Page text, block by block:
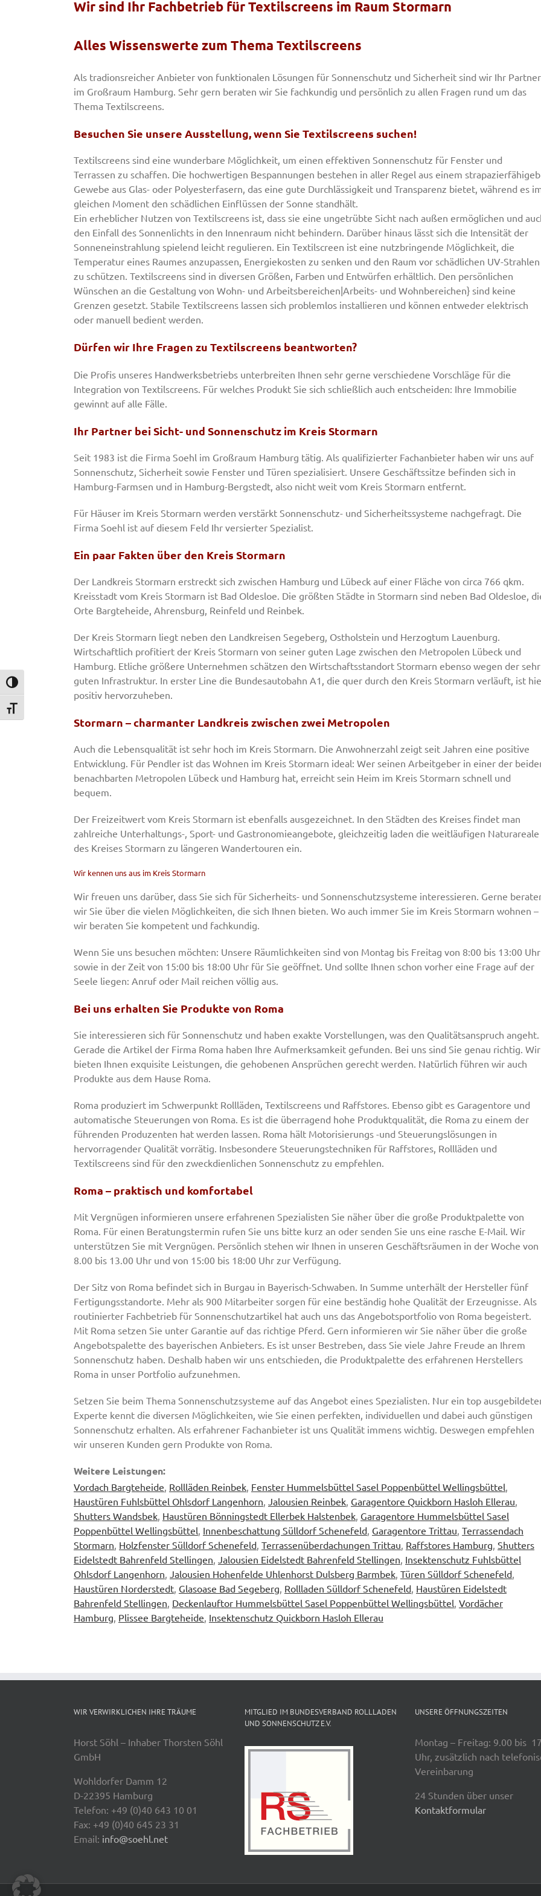
Umschalten auf hohe Kontraste
Schrift vergrößern
Wir sind Ihr Fachbetrieb für Textilscreens im Raum Stormarn
Alles Wissenswerte zum Thema Textilscreens
Als tradionsreicher Anbieter von funktionalen Lösungen für Sonnenschutz und Sicherheit sind wir Ihr Partner
im Großraum Hamburg. Sehr gern beraten wir Sie fachkundig und persönlich zu allen Fragen rund um das
Thema Textilscreens.
Besuchen Sie unsere Ausstellung, wenn Sie Textilscreens suchen!
Textilscreens sind eine wunderbare Möglichkeit, um einen effektiven Sonnenschutz für Fenster und
Terrassen zu schaffen. Die hochwertigen Bespannungen bestehen in aller Regel aus einem strapazierfähigeb
Gewebe aus Glas- oder Polyesterfasern, das eine gute Durchlässigkeit und Transparenz bietet, während es
gleichen Moment den schädlichen Einflüssen der Sonne standhält.
Ein erheblicher Nutzen von Textilscreens ist, dass sie eine ungetrübte Sicht nach außen ermöglichen und
den Einfall des Sonnenlichts in den Innenraum nicht behindern. Darüber hinaus lässt sich die Intensität der
Sonneneinstrahlung spielend leicht regulieren. Ein Textilscreen ist eine nutzbringende Möglichkeit, die
Temperatur eines Raumes anzupassen, Energiekosten zu senken und den Raum vor schädlichen UV-Strahlen
zu schützen. Textilscreens sind in diversen Größen, Farben und Entwürfen erhältlich. Den persönlichen
Wünschen an die Gestaltung von Wohn- und Arbeitsbereichen|Arbeits- und Wohnbereichen} sind keine
Grenzen gesetzt. Stabile Textilscreens lassen sich problemlos installieren und können entweder elektrisch
oder manuell bedient werden.
Dürfen wir Ihre Fragen zu Textilscreens beantworten?
Die Profis unseres Handwerksbetriebs unterbreiten Ihnen sehr gerne verschiedene Vorschläge für die
Integration von Textilscreens. Für welches Produkt Sie sich schließlich auch entscheiden: Ihre Immobilie
gewinnt auf alle Fälle.
Ihr Partner bei Sicht- und Sonnenschutz im Kreis Stormarn
Seit 1983 ist die Firma Soehl im Großraum Hamburg tätig. Als qualifizierter Fachanbieter haben wir uns auf
Sonnenschutz, Sicherheit sowie Fenster und Türen spezialisiert. Unsere Geschäftssitze befinden sich in
Hamburg-Farmsen und in Hamburg-Bergstedt, also nicht weit vom Kreis Stormarn entfernt.
Für Häuser im Kreis Stormarn werden verstärkt Sonnenschutz- und Sicherheitssysteme nachgefragt. Die
Firma Soehl ist auf diesem Feld Ihr versierter Spezialist.
Ein paar Fakten über den Kreis Stormarn
Der Landkreis Stormarn erstreckt sich zwischen Hamburg und Lübeck auf einer Fläche von circa 766 qkm.
Kreisstadt vom Kreis Stormarn ist Bad Oldesloe. Die größten Städte in Stormarn sind neben Bad Oldesloe,
Orte Bargteheide, Ahrensburg, Reinfeld und Reinbek.
Der Kreis Stormarn liegt neben den Landkreisen Segeberg, Ostholstein und Herzogtum Lauenburg.
Wirtschaftlich profitiert der Kreis Stormarn von seiner guten Lage zwischen den Metropolen Lübeck und
Hamburg. Etliche größere Unternehmen schätzen den Wirtschaftsstandort Stormarn ebenso wegen der sehr
guten Infrastruktur. In erster Line die Bundesautobahn A1, die quer durch den Kreis Stormarn verläuft, ist
positiv hervorzuheben.
Stormarn – charmanter Landkreis zwischen zwei Metropolen
Auch die Lebensqualität ist sehr hoch im Kreis Stormarn. Die Anwohnerzahl zeigt seit Jahren eine positive
Entwicklung. Für Pendler ist das Wohnen im Kreis Stormarn ideal: Wer seinen Arbeitgeber in einer der
benachbarten Metropolen Lübeck und Hamburg hat, erreicht sein Heim im Kreis Stormarn schnell und
bequem.
Der Freizeitwert vom Kreis Stormarn ist ebenfalls ausgezeichnet. In den Städten des Kreises findet man
zahlreiche Unterhaltungs-, Sport- und Gastronomieangebote, gleichzeitig laden die weitläufigen Naturareale
des Kreises Stormarn zu längeren Wandertouren ein.
Wir kennen uns aus im Kreis Stormarn
Wir freuen uns darüber, dass Sie sich für Sicherheits- und Sonnenschutzsysteme interessieren. Gerne
wir Sie über die vielen Möglichkeiten, die sich Ihnen bieten. Wo auch immer Sie im Kreis Stormarn wohnen –
wir beraten Sie kompetent und fachkundig.
Wenn Sie uns besuchen möchten: Unsere Räumlichkeiten sind von Montag bis Freitag von 8:00 bis 13:00 Uhr
sowie in der Zeit von 15:00 bis 18:00 Uhr für Sie geöffnet. Und sollte Ihnen schon vorher eine Frage auf der
Seele liegen: Anruf oder Mail reichen völlig aus.
Bei uns erhalten Sie Produkte von Roma
Sie interessieren sich für Sonnenschutz und haben exakte Vorstellungen, was den Qualitätsanspruch angeht.
Gerade die Artikel der Firma Roma haben Ihre Aufmerksamkeit gefunden. Bei uns sind Sie genau richtig. Wir
bieten Ihnen exquisite Leistungen, die gehobenen Ansprüchen gerecht werden. Natürlich führen wir auch
Produkte aus dem Hause Roma.
Roma produziert im Schwerpunkt Rollläden, Textilscreens und Raffstores. Ebenso gibt es Garagentore und
automatische Steuerungen von Roma. Es ist die überragend hohe Produktqualität, die Roma zu einem der
führenden Produzenten hat werden lassen. Roma hält Motorisierungs -und Steuerungslösungen in
hervorragender Qualität vorrätig. Insbesondere Steuerungstechniken für Raffstores, Rollläden und
Textilscreens sind für den zweckdienlichen Sonnenschutz zu empfehlen.
Roma – praktisch und komfortabel
Mit Vergnügen informieren unsere erfahrenen Spezialisten Sie näher über die große Produktpalette von
Roma. Für einen Beratungstermin rufen Sie uns bitte kurz an oder senden Sie uns eine rasche E-Mail. Wir
unterstützen Sie mit Vergnügen. Persönlich stehen wir Ihnen in unseren Geschäftsräumen in der Woche von
8.00 bis 13.00 Uhr und von 15:00 bis 18:00 Uhr zur Verfügung.
Der Sitz von Roma befindet sich in Burgau in Bayerisch-Schwaben. In Summe unterhält der Hersteller fünf
Fertigungsstandorte. Mehr als 900 Mitarbeiter sorgen für eine beständig hohe Qualität der Erzeugnisse. Als
routinierter Fachbetrieb für Sonnenschutzartikel hat auch uns das Angebotsportfolio von Roma begeistert.
Mit Roma setzen Sie unter Garantie auf das richtige Pferd. Gern informieren wir Sie näher über die große
Angebotspalette des bayerischen Anbieters. Es ist unser Bestreben, dass Sie viele Jahre Freude an Ihrem
Sonnenschutz haben. Deshalb haben wir uns entschieden, die Produktpalette des erfahrenen Herstellers
Roma in unser Portfolio aufzunehmen.
Setzen Sie beim Thema Sonnenschutzsysteme auf das Angebot eines Spezialisten. Nur ein top
Experte kennt die diversen Möglichkeiten, wie Sie einen perfekten, individuellen und dabei auch günstigen
Sonnenschutz erhalten. Als erfahrener Fachanbieter ist uns Qualität immens wichtig. Deswegen empfehlen
wir unseren Kunden gern Produkte von Roma.
Weitere Leistungen:
Vordach Bargteheide, Rollläden Reinbek, Fenster Hummelsbüttel Sasel Poppenbüttel Wellingsbüttel,
Haustüren Fuhlsbüttel Ohlsdorf Langenhorn, Jalousien Reinbek, Garagentore Quickborn Hasloh Ellerau,
Shutters Wandsbek, Haustüren Bönningstedt Ellerbek Halstenbek, Garagentore Hummelsbüttel Sasel
Poppenbüttel Wellingsbüttel, Innenbeschattung Sülldorf Schenefeld, Garagentore Trittau, Terrassendach
Stormarn, Holzfenster Sülldorf Schenefeld, Terrassenüberdachungen Trittau, Raffstores Hamburg, Shutters
Eidelstedt Bahrenfeld Stellingen, Jalousien Eidelstedt Bahrenfeld Stellingen, Insektenschutz Fuhlsbüttel
Ohlsdorf Langenhorn, Jalousien Hohenfelde Uhlenhorst Dulsberg Barmbek, Türen Sülldorf Schenefeld,
Haustüren Norderstedt, Glasoase Bad Segeberg, Rollladen Sülldorf Schenefeld, Haustüren Eidelstedt
Bahrenfeld Stellingen, Deckenlauftor Hummelsbüttel Sasel Poppenbüttel Wellingsbüttel, Vordächer
Hamburg, Plissee Bargteheide, Insektenschutz Quickborn Hasloh Ellerau
WIR VERWIRKLICHEN IHRE TRÄUME
Horst Söhl – Inhaber Thorsten Söhl
GmbH
Wohldorfer Damm 12
D-22395 Hamburg
Telefon: +49 (0)40 643 10 01
Fax: +49 (0)40 645 23 31
Email: info@soehl.net
MITGLIED IM BUNDESVERBAND ROLLLADEN
UND SONNENSCHUTZ E.V.
UNSERE ÖFFNUNGSZEITEN
Montag – Freitag: 9.00 bis
Uhr, zusätzlich nach
Vereinbarung
24 Stunden über unser
Kontaktformular